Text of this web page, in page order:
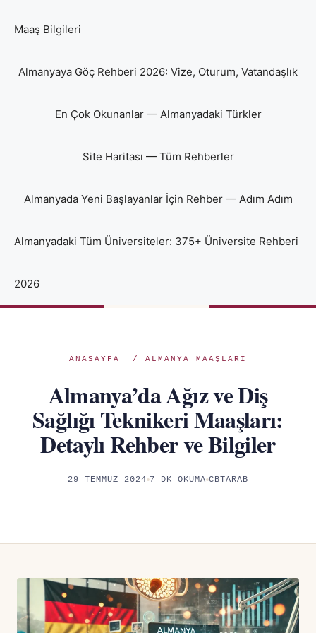
Maaş Bilgileri
Almanyaya Göç Rehberi 2026: Vize, Oturum, Vatandaşlık
En Çok Okunanlar — Almanyadaki Türkler
Site Haritası — Tüm Rehberler
Almanyada Yeni Başlayanlar İçin Rehber — Adım Adım
Almanyadaki Tüm Üniversiteler: 375+ Üniversite Rehberi
2026
ANASAYFA / ALMANYA MAAŞLARI
Almanya’da Ağız ve Diş
Sağlığı Teknikeri Maaşları:
Detaylı Rehber ve Bilgiler
29 TEMMUZ 2024 7 DK OKUMA CBTARAB